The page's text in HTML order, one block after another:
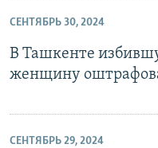
СЕНТЯБРЬ 30, 2024
В Ташкенте
женщину
СЕНТЯБРЬ 29, 2024